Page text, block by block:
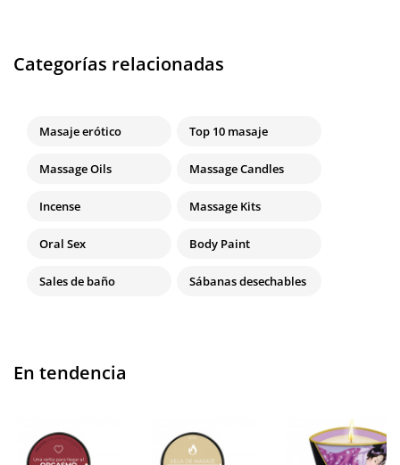
Categorías relacionadas
Masaje erótico Top 10 masaje
Massage Oils Massage Candles
Incense Massage Kits
Oral Sex Body Paint
Sales de baño Sábanas desechables
En tendencia